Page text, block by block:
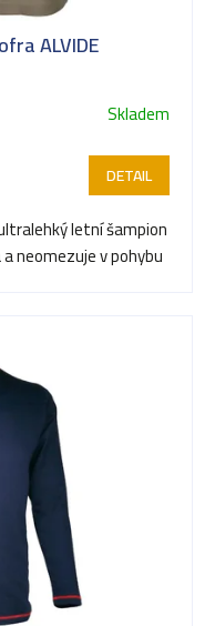
ALVIDE
Skladem
DETAIL
letní šampion
neomezuje v pohybu